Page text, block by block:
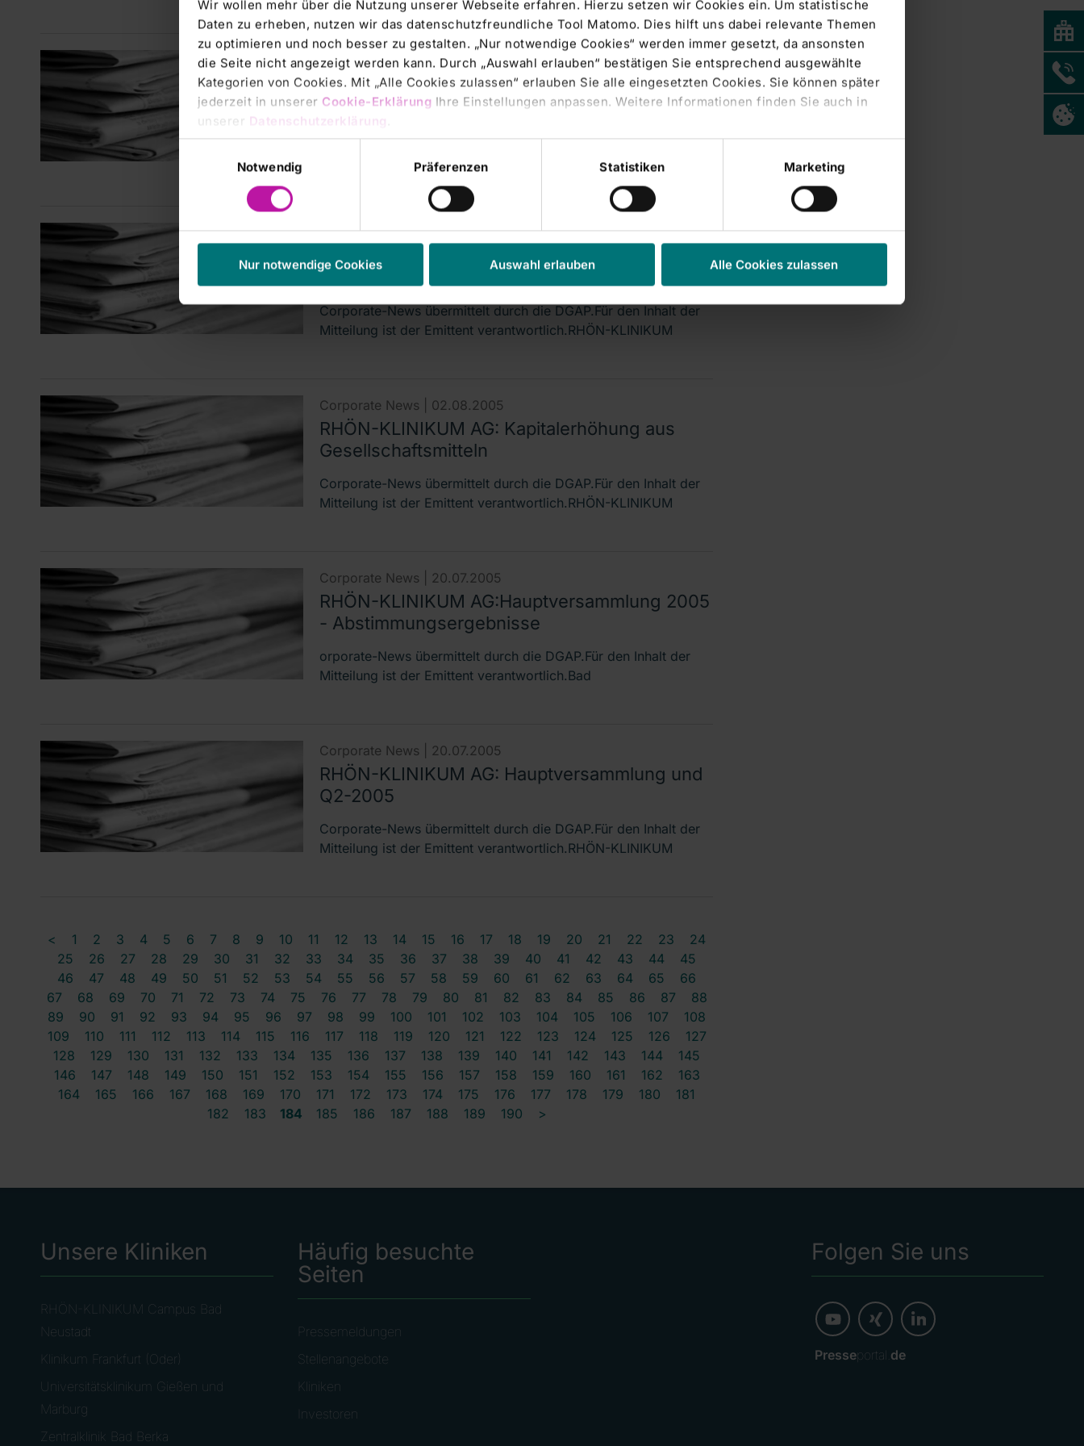
Wir wollen mehr über die Nutzung unserer Webseite erfahren. Hierzu setzen wir Cookies ein. Um statistische
Daten zu erheben, nutzen wir das datenschutzfreundliche Tool Matomo. Dies hilft uns dabei relevante Themen
zu optimieren und noch besser zu gestalten. „Nur notwendige Cookies“ werden immer gesetzt, da ansonsten
die Seite nicht angezeigt werden kann. Durch „Auswahl erlauben“ bestätigen Sie entsprechend ausgewählte
Kategorien von Cookies. Mit „Alle Cookies zulassen“ erlauben Sie alle eingesetzten Cookies. Sie können später
jederzeit in unserer Cookie-Erklärung Ihre Einstellungen anpassen. Weitere Informationen finden Sie auch in
unserer Datenschutzerklärung
Notwendig
Präferenzen Statistiken Marketing
Nur notwendige Cookies Auswahl erlauben Alle Cookies zulassen
Corporate News |21.09.2005
RHÖN-KLINIKUM AG: Heutige Verhandlung vor
dem OLG Düsseldorf
Corporate-News übermittelt durch die DGAP.Für den Inhalt der
Corporate News |09.08.2005
RHÖN-KLINIKUM AG: Übernahme des Heinz-
Kalk-Krankenhauses in Bad Kissingen
Corporate-News übermittelt durch die DGAP.Für den Inhalt der
Mitteilung ist der Emittent verantwortlich.RHÖN-KLINIKUM
Corporate News | 02.08.2005
RHÖN-KLINIKUM AG: Kapitalerhöhung aus
Gesellschaftsmitteln
Corporate-News übermittelt durch die DGAP.Für den Inhalt der
Mitteilung ist der Emittent verantwortlich.RHÖN-KLINIKUM
Corporate News | 20.07.2005
RHÖN-KLINIKUM AG:Hauptversammlung 2005
- Abstimmungsergebnisse
orporate-News übermittelt durch die DGAP.Für den Inhalt der
Mitteilung ist der Emittent verantwortlich.Bad
Corporate News | 20.07.2005
RHÖN-KLINIKUM AG: Hauptversammlung und
Q2-2005
Corporate-News übermittelt durch die DGAP.Für den Inhalt der
Mitteilung ist der Emittent verantwortlich.RHÖN-KLINIKUM
< 1 2 3 4 5 6 7 8 9 10 11 12 13 14 15 16 17 18 19 20 21 22 23
24
25
26 27 28 29 30 31 32 33 34 35 36 37 38 39 40 41 42 43 44
45
46
47 48 49 50 51 52 53 54 55 56 57 58 59 60 61 62 63 64 65
66
67
68 69 70 71 72 73 74 75 76 77 78 79 80 81 82 83 84 85 86 87
88
89
90 91 92 93 94 95 96 97 98 99 100 101 102 103 104 105 106 107
108
109
110 111 112 113 114 115 116 117 118 119 120 121 122 123 124 125 126
127
128
129 130 131 132 133 134 135 136 137 138 139 140 141 142 143 144
145
146
147 148 149 150 151 152 153 154 155 156 157 158 159 160 161 162
163
164
165 166 167 168 169 170 171 172 173 174 175 176 177 178 179 180
181
182
183 184 185 186 187 188 189 190 >
Unsere Kliniken
RHÖN-KLINIKUM Campus Bad
Neustadt
Klinikum Frankfurt (Oder)
Universitätsklinikum Gießen und
Marburg
Zentralklinik Bad Berka
Häufig besuchte
Seiten
Pressemeldungen
Stellenangebote
Kliniken
Investoren
Folgen Sie uns
Presseportal. de